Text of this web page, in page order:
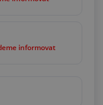
informovat